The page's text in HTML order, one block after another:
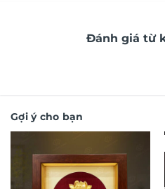
Đánh giá từ
Gợi ý cho bạn